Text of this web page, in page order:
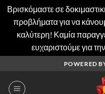
Βρισκόμαστε σε
προβλήματα για να
καλύτερη! Καμία
ευχαριστούμε για
περιεχόμενο
POWERED